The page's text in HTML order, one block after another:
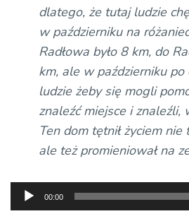
dlatego, że tutaj ludzie
w październiku na
Radłowa było 8 km, do
km, ale w październiku po
ludzie żeby się mogli
znaleźć miejsce i znaleźli,
Ten dom tętnił życiem
ale też promieniował na
Odtwarzacz
plików
00:00